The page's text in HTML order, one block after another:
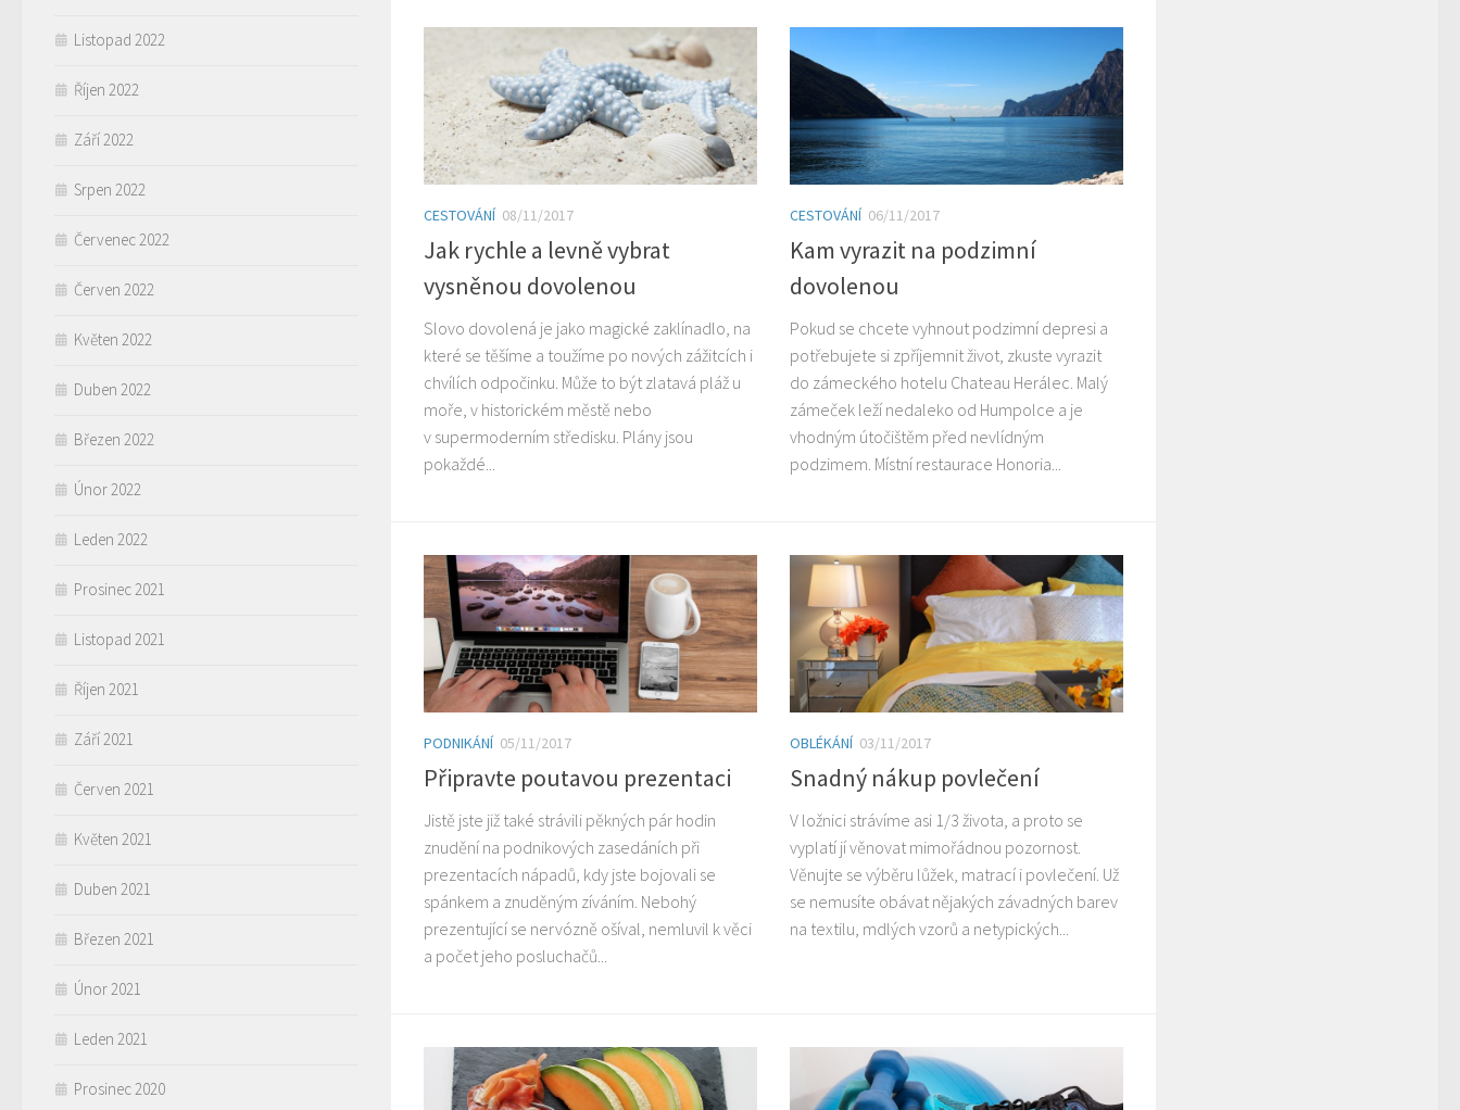
CESTOVÁNÍ 08/11/2017
Jak rychle a levně vybrat
vysněnou dovolenou
Slovo dovolená je jako magické zaklínadlo, na
které se těšíme a toužíme po nových zážitcích i
chvílích odpočinku. Může to být zlatavá pláž u
moře, v historickém městě nebo
v supermoderním středisku. Plány jsou
pokaždé...
CESTOVÁNÍ 06/11/2017
Kam vyrazit na podzimní
dovolenou
Pokud se chcete vyhnout podzimní depresi a
potřebujete si zpříjemnit život, zkuste vyrazit
do zámeckého hotelu Chateau Herálec. Malý
zámeček leží nedaleko od Humpolce a je
vhodným útočištěm před nevlídným
podzimem. Místní restaurace Honoria...
PODNIKÁNÍ 05/11/2017
Připravte poutavou prezentaci
Jistě jste již také strávili pěkných pár hodin
znudění na podnikových zasedáních při
prezentacích nápadů, kdy jste bojovali se
spánkem a znuděným zíváním. Nebohý
prezentující se nervózně ošíval, nemluvil k věci
a počet jeho posluchačů...
OBLÉKÁNÍ 03/11/2017
Snadný nákup povlečení
V ložnici strávíme asi 1/3 života, a proto se
vyplatí jí věnovat mimořádnou pozornost.
Věnujte se výběru lůžek, matrací i povlečení. Už
se nemusíte obávat nějakých závadných barev
na textilu, mdlých vzorů a netypických...
Listopad 2022
Říjen 2022
Září 2022
Srpen 2022
Červenec 2022
Červen 2022
Květen 2022
Duben 2022
Březen 2022
Únor 2022
Leden 2022
Prosinec 2021
Listopad 2021
Říjen 2021
Září 2021
Červen 2021
Květen 2021
Duben 2021
Březen 2021
Únor 2021
Leden 2021
Prosinec 2020